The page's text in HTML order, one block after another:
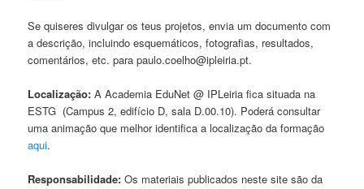
Se quiseres divulgar os teus projetos, envia um documento com
a descrição, incluindo esquemáticos, fotografias, resultados,
comentários, etc. para paulo.coelho@ipleiria.pt.
Localização: A Academia EduNet @ IPLeiria fica situada na
ESTG (Campus 2, edifício D, sala D.00.10). Poderá consultar
uma animação que melhor identifica a localização da formação
aqui.
Responsabilidade: Os materiais publicados neste site são da